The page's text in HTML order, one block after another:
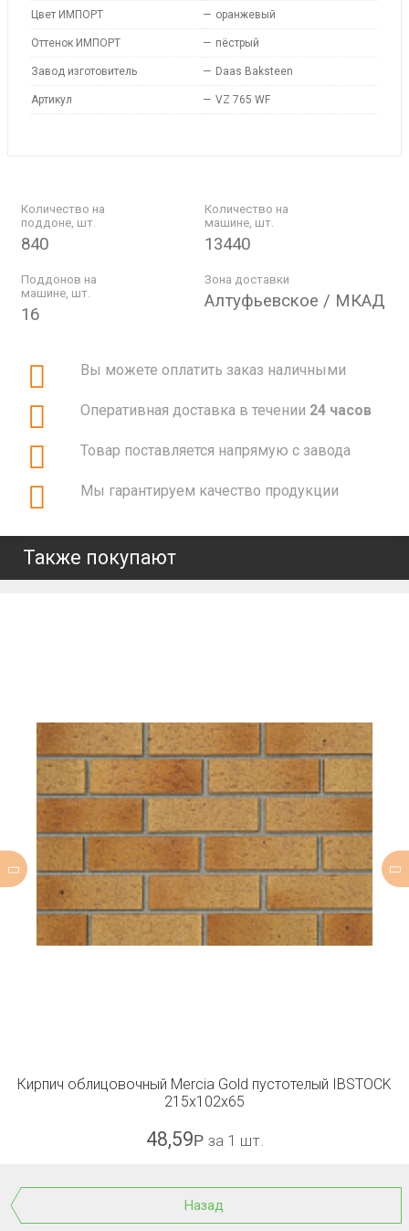
Цвет ИМПОРТ — оранжевый
Оттенок ИМПОРТ — пёстрый
Завод изготовитель — Daas Baksteen
Артикул — VZ 765 WF
Количество на
поддоне, шт.
840
Количество на
машине, шт.
13440
Поддонов на
машине, шт.
16
Зона доставки
Алтуфьевское / МКАД
Вы можете оплатить заказ наличными
Оперативная доставка в течении 24 часов
Товар поставляется напрямую с завода
Мы гарантируем качество продукции
Также покупают
Кирпич облицовочный Mercia Gold пустотелый IBSTOCK
215x102x65
48,59Р за 1 шт.
Назад